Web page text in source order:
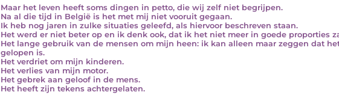
Maar het leven heeft soms dingen in petto, die wij zelf niet begrijpen.
Na al die tijd in België is het met mij niet vooruit gegaan.
Ik heb nog jaren in zulke situaties geleefd, als hiervoor beschreven staan.
Het werd er niet beter op en ik denk ook, dat ik het niet meer in goede proporties
Het lange gebruik van de mensen om mijn heen: ik kan alleen maar zeggen dat
gelopen is.
Het verdriet om mijn kinderen.
Het verlies van mijn motor.
Het gebrek aan geloof in de mens.
Het heeft zijn tekens achtergelaten.